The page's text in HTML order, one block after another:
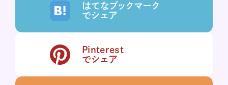
はてなブックマーク
でシェア
Pinterest
でシェア